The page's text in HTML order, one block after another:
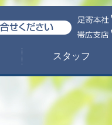
スタッフ